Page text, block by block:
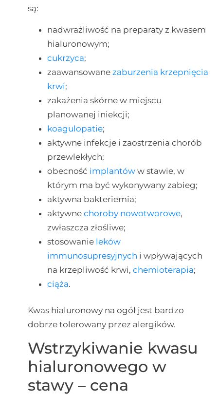
są:
nadwrażliwość na preparaty z kwasem
hialuronowym;
cukrzyca;
zaawansowane zaburzenia krzepnięcia
krwi;
zakażenia skórne w miejscu
planowanej iniekcji;
koagulopatie;
aktywne infekcje i zaostrzenia chorób
przewlekłych;
obecność implantóww stawie, w
którym ma być wykonywany zabieg;
aktywna bakteriemia;
aktywne choroby nowotworowe,
zwłaszcza złośliwe;
stosowanie leków
immunosupresyjnych i wpływających
na krzepliwość krwi, chemioterapia;
ciąża.
Kwas hialuronowy na ogół jest bardzo
dobrze tolerowany przez alergików.
Wstrzykiwanie kwasu
hialuronowego w
stawy – cena